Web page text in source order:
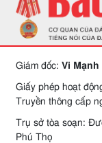
Giám đốc: Vi Mạnh
Giấy phép hoạt
Truyền thông cấp
Trụ sở tòa soạn:
Phú Thọ